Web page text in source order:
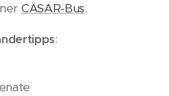
CÄSAR-Bus.
: